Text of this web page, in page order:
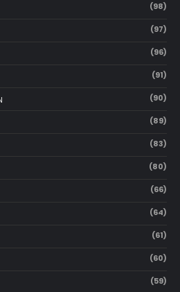
(98)
(97)
(96)
(91)
(90)
(89)
(83)
(80)
(66)
(64)
(61)
(60)
(59)